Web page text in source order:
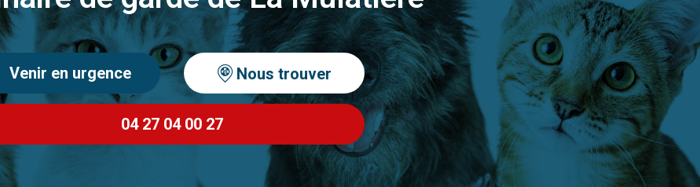
Venir en urgence
04 27 04 00 27
Nous trouver